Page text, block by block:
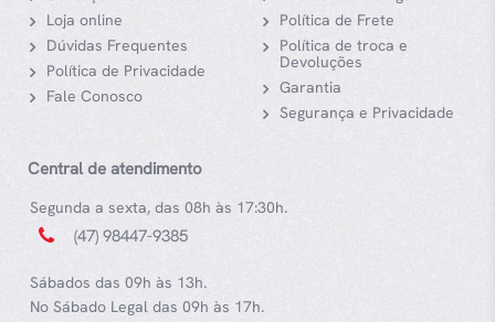
Loja online
Dúvidas Frequentes
Política de Privacidade
Fale Conosco
Política de Frete
Política de troca e
Devoluções
Garantia
Segurança e Privacidade
Central de atendimento
Segunda a sexta, das 08h às 17:30h.
(47) 98447-9385
Sábados das 09h às 13h.
No Sábado Legal das 09h às 17h.